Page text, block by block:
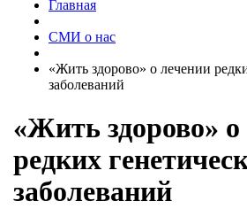
Главная
СМИ о нас
«Жить здорово» о лечении
заболеваний
«Жить здорово» о
редких
заболеваний